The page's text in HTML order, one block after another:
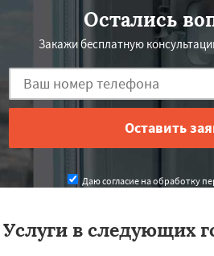
Остались
Закажи бесплатную
Даю согласие на обработку
Услуги в следующих